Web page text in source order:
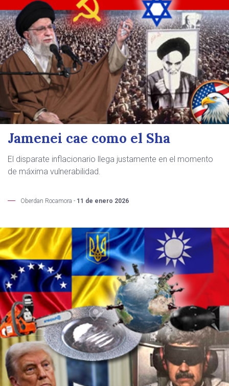
Jamenei cae como el Sha
El disparate inflacionario llega justamente en el momento
de máxima vulnerabilidad.
Oberdan Rocamora - 11 de enero 2026